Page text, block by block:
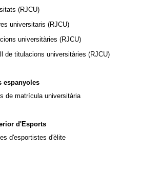
(RJCU)
universitaris (RJCU)
universitàries (RJCU)
de titulacions universitàries (RJCU)
espanyoles
de matrícula universitària
d'Esports
d'esportistes d'èlite